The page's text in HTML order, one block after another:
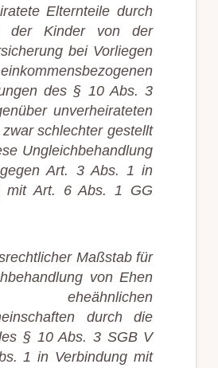
Elternteile durch
der Kinder von der
bei Vorliegen
des § 10 Abs. 3
unverheirateten
schlechter gestellt
Ungleichbehandlung
Art. 3 Abs. 1 in
mit Art. 6 Abs. 1 GG
Maßstab für
von Ehen
durch die
§ 10 Abs. 3 SGB V
1 in Verbindung mit